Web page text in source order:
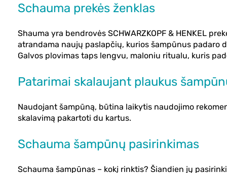
Schauma prekės ženklas
Shauma yra bendrovės SCHWARZKOPF & HENKEL
atrandama naujų paslapčių, kurios šampūnus padaro
Galvos plovimas taps lengvu, maloniu ritualu, kuris
Patarimai skalaujant plaukus
Naudojant šampūną, būtina laikytis naudojimo
skalavimą pakartoti du kartus.
Schauma šampūnų pasirinkimas
Schauma šampūnas – kokį rinktis? Šiandien jų